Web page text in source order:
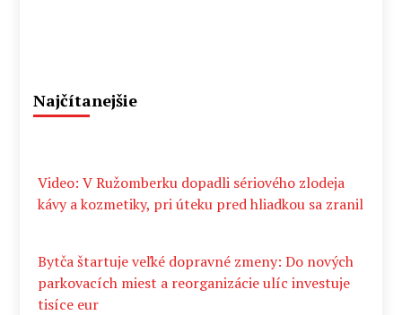
Najčítanejšie
Video: V Ružomberku dopadli sériového zlodeja
kávy a kozmetiky, pri úteku pred hliadkou sa zranil
Bytča štartuje veľké dopravné zmeny: Do nových
parkovacích miest a reorganizácie ulíc investuje
tisíce eur